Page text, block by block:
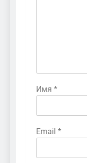
Имя *
Email *